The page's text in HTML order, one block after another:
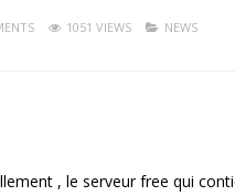
1051 VIEWS NEWS
, le serveur free qui